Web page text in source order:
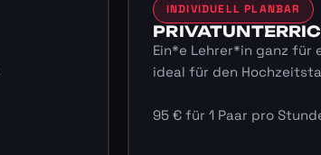
INDIVIDUELL PLANBAR
Ein*e Lehrer*in ganz für
ideal für den
95 € für 1 Paar pro